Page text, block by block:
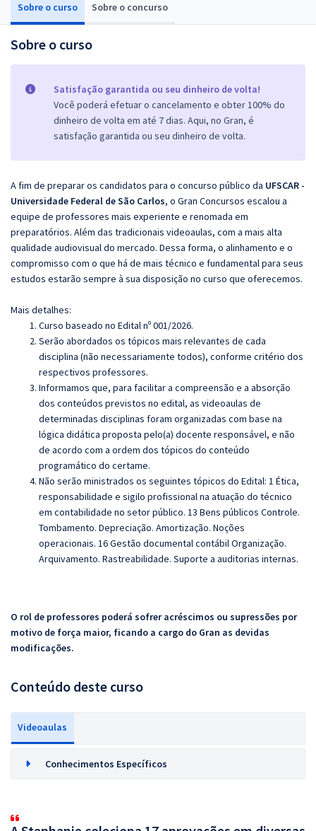
Sobre o curso Sobre o concurso
Sobre o curso
Satisfação garantida ou seu dinheiro de volta!
Você poderá efetuar o cancelamento e obter 100% do
dinheiro de volta em até 7 dias. Aqui, no Gran, é
satisfação garantida ou seu dinheiro de volta.
A fim de preparar os candidatos para o concurso público da UFSCAR -
Universidade Federal de São Carlos, o Gran Concursos escalou a
equipe de professores mais experiente e renomada em
preparatórios. Além das tradicionais videoaulas, com a mais alta
qualidade audiovisual do mercado. Dessa forma, o alinhamento e o
compromisso com o que há de mais técnico e fundamental para seus
estudos estarão sempre à sua disposição no curso que oferecemos.
Mais detalhes:
Curso baseado no Edital nº 001/2026.
Serão abordados os tópicos mais relevantes de cada
disciplina (não necessariamente todos), conforme critério dos
respectivos professores.
Informamos que, para facilitar a compreensão e a absorção
dos conteúdos previstos no edital, as videoaulas de
determinadas disciplinas foram organizadas com base na
lógica didática proposta pelo(a) docente responsável, e não
de acordo com a ordem dos tópicos do conteúdo
programático do certame.
Não serão ministrados os seguintes tópicos do Edital: 1 Ética,
responsabilidade e sigilo profissional na atuação do técnico
em contabilidade no setor público. 13 Bens públicos Controle.
Tombamento. Depreciação. Amortização. Noções
operacionais. 16 Gestão documental contábil Organização.
Arquivamento. Rastreabilidade. Suporte a auditorias internas.
O rol de professores poderá sofrer acréscimos ou supressões por
motivo de força maior, ficando a cargo do Gran as devidas
modificações.
Conteúdo deste curso
Videoaulas
Conhecimentos Específicos